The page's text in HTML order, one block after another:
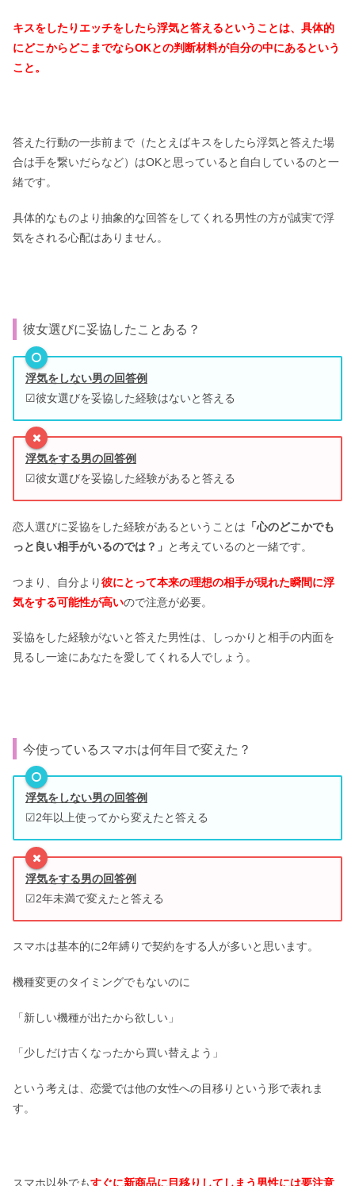
キスをしたりエッチをしたら浮気と答えるということは、具体的
にどこからどこまでならOKとの判断材料が自分の中にあるという
こと。
答えた行動の一歩前まで（たとえばキスをしたら浮気と答えた場
合は手を繋いだらなど）はOKと思っていると自白しているのと一
緒です。
具体的なものより抽象的な回答をしてくれる男性の方が誠実で浮
気をされる心配はありません。
彼女選びに妥協したことある？
浮気をしない男の回答例
☑彼女選びを妥協した経験はないと答える
浮気をする男の回答例
☑彼女選びを妥協した経験があると答える
恋人選びに妥協をした経験があるということは 「心のどこかでも
っと良い相手がいるのでは？」 と考えているのと一緒です。
つまり、自分より彼にとって本来の理想の相手が現れた瞬間に浮
気をする可能性が高いので注意が必要。
妥協をした経験がないと答えた男性は、しっかりと相手の内面を
見るし一途にあなたを愛してくれる人でしょう。
今使っているスマホは何年目で変えた？
浮気をしない男の回答例
☑2年以上使ってから変えたと答える
浮気をする男の回答例
☑2年未満で変えたと答える
スマホは基本的に2年縛りで契約をする人が多いと思います。
機種変更のタイミングでもないのに
「新しい機種が出たから欲しい」
「少しだけ古くなったから買い替えよう」
という考えは、恋愛では他の女性への目移りという形で表れま
す。
スマホ以外でもすぐに新商品に目移りしてしまう男性には要注意